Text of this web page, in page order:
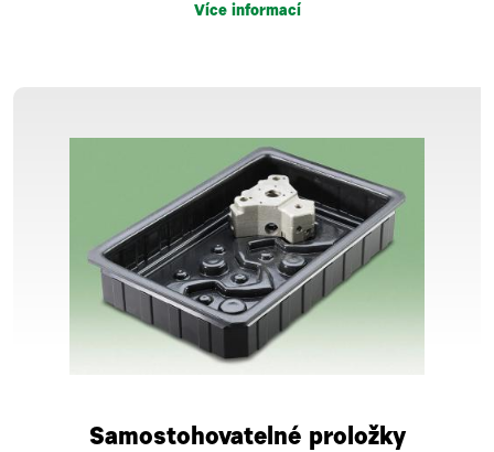
Více informací
Samostohovatelné proložky